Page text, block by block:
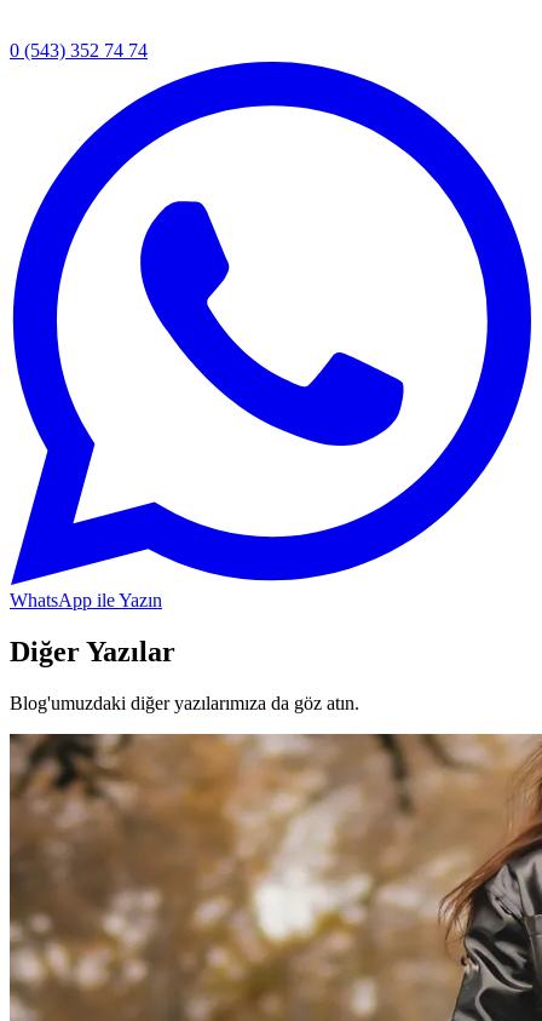
0 (543) 352 74 74
WhatsApp ile Yazın
Diğer Yazılar
Blog'umuzdaki diğer yazılarımıza da göz atın.